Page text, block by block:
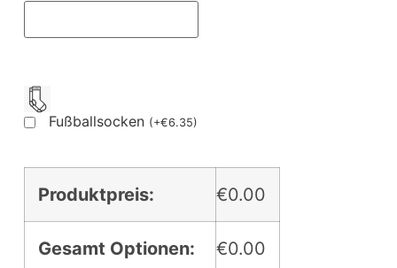
Fußballsocken (+€6.35)
Produktpreis: €0.00
Gesamt Optionen: €0.00